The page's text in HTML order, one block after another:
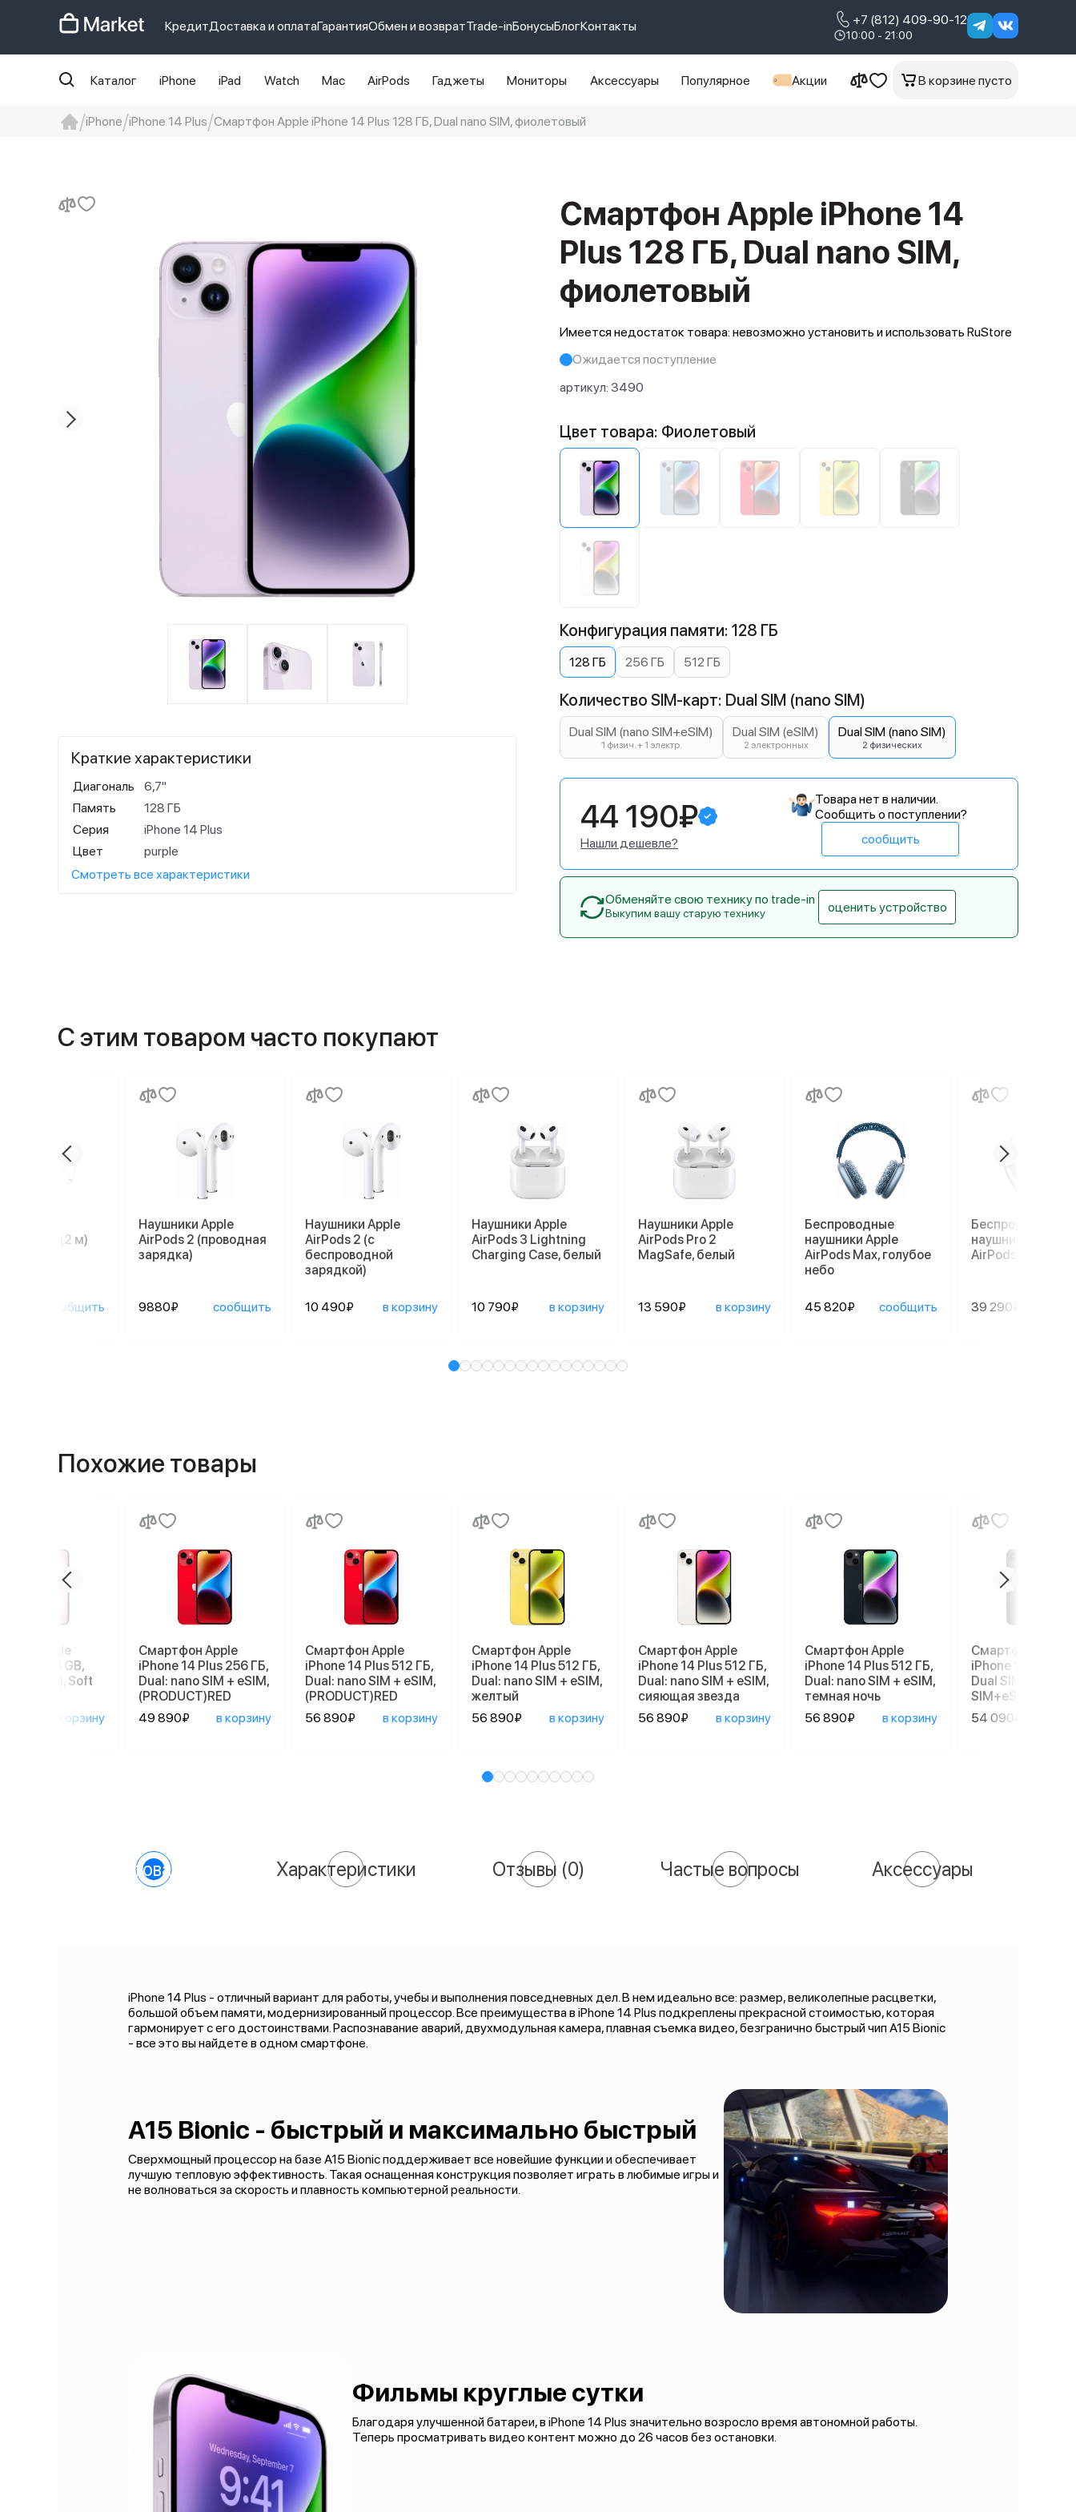
КредитДоставка и оплатаГарантияОбмен и возвратTrade-inБонусыБлогКонтакты +7 (812) 409-90-12
10:00 - 21:00
Каталог iPhone iPad Watch Mac AirPods Гаджеты Мониторы Аксессуары Популярное Акции В корзине пусто
iPhone iPhone 14 Plus Смартфон Apple iPhone 14 Plus 128 ГБ, Dual nano SIM, фиолетовый
Смартфон Apple iPhone 14
Plus 128 ГБ, Dual nano SIM,
фиолетовый
Имеется недостаток товара: невозможно установить и использовать RuStore
Ожидается поступление
артикул: 3490
Краткие характеристики
Диагональ
6,7"
Память
128 ГБ
Серия
iPhone 14 Plus
Цвет
purple
Смотреть все характеристики
Цвет товара: Фиолетовый
Конфигурация памяти: 128 ГБ
128 ГБ 256 ГБ 512 ГБ
Количество SIM-карт: Dual SIM (nano SIM)
Dual SIM (nano SIM+eSIM)
1 физич. + 1 электр.
Dual SIM (eSIM)
2 электронных
Dual SIM (nano SIM)
2 физических
44 190₽
Нашли дешевле?
Товара нет в наличии.
Сообщить о поступлении?
сообщить
Обменяйте свою технику по trade-in
Выкупим вашу старую технику оценить устройство
С этим товаром часто покупают
USB (2 м)
сообщить
Наушники Apple
AirPods 2 (проводная
зарядка)
9880₽ сообщить
Наушники Apple
AirPods 2 (с
беспроводной
зарядкой)
10 490₽ в корзину
Наушники Apple
AirPods 3 Lightning
Charging Case, белый
10 790₽ в корзину
Наушники Apple
AirPods Pro 2
MagSafe, белый
13 590₽ в корзину
Беспроводные
наушники Apple
AirPods Max, голубое
небо
45 820₽ сообщить
Беспроводные
наушники Apple
AirPods Max,
39 290₽
Похожие товары
Apple
17e 256 GB,
(eSIM), Soft
в корзину
Смартфон Apple
iPhone 14 Plus 256 ГБ,
Dual: nano SIM + eSIM,
(PRODUCT)RED
49 890₽
в корзину
Смартфон Apple
iPhone 14 Plus 512 ГБ,
Dual: nano SIM + eSIM,
(PRODUCT)RED
56 890₽
в корзину
Смартфон Apple
iPhone 14 Plus 512 ГБ,
Dual: nano SIM + eSIM,
желтый
56 890₽
в корзину
Смартфон Apple
iPhone 14 Plus 512 ГБ,
Dual: nano SIM + eSIM,
сияющая звезда
56 890₽
в корзину
Смартфон Apple
iPhone 14 Plus 512 ГБ,
Dual: nano SIM + eSIM,
темная ночь
56 890₽
в корзину
Смартфон Apple
iPhone 17e 256
Dual SIM (nano
SIM+eSIM), Black
54 090₽
О товаре Характеристики Отзывы (0) Частые вопросы Аксессуары
iPhone 14 Plus - отличный вариант для работы, учебы и выполнения повседневных дел. В нем идеально все: размер, великолепные расцветки,
большой объем памяти, модернизированный процессор. Все преимущества в iPhone 14 Plus подкреплены прекрасной стоимостью, которая
гармонирует с его достоинствами. Распознавание аварий, двухмодульная камера, плавная съемка видео, безгранично быстрый чип A15 Bionic
- все это вы найдете в одном смартфоне.
A15 Bionic - быстрый и максимально быстрый
Сверхмощный процессор на базе A15 Bionic поддерживает все новейшие функции и обеспечивает
лучшую тепловую эффективность. Такая оснащенная конструкция позволяет играть в любимые игры и
не волноваться за скорость и плавность компьютерной реальности.
Фильмы круглые сутки
Благодаря улучшенной батареи, в iPhone 14 Plus значительно возросло время автономной работы.
Теперь просматривать видео контент можно до 26 часов без остановки.